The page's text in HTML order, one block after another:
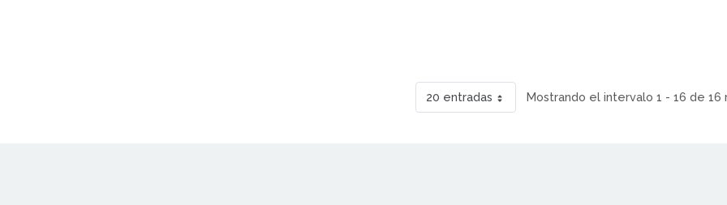
20 entradas Mostrando el intervalo 1 - 16 de 16